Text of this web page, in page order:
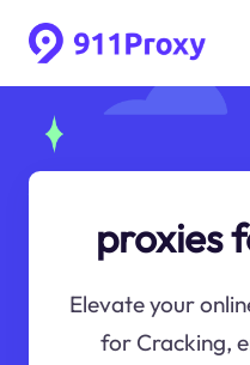
proxies
Elevate your
for Cracking,